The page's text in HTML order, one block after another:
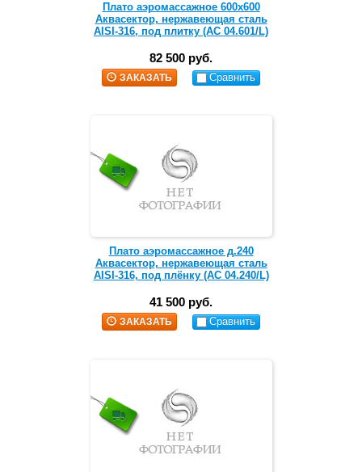
Плато аэромассажное 600х600
Аквасектор, нержавеющая сталь
AISI-316, под плитку (АС 04.601/L)
82 500 руб.
ЗАКАЗАТЬ Сравнить
Плато аэромассажное д.240
Аквасектор, нержавеющая сталь
AISI-316, под плёнку (АС 04.240/L)
41 500 руб.
ЗАКАЗАТЬ Сравнить